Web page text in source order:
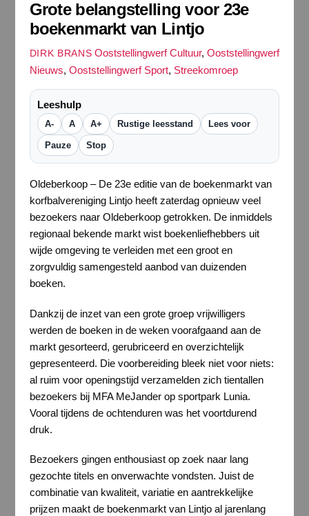
Grote belangstelling voor 23e
boekenmarkt van Lintjo
DIRK BRANS Ooststellingwerf Cultuur,Ooststellingwerf
Nieuws, Ooststellingwerf Sport, Streekomroep
Leeshulp
A- A A+ Rustige leesstand Lees voor
Pauze Stop
Oldeberkoop – De 23e editie van de boekenmarkt van
korfbalvereniging Lintjo heeft zaterdag opnieuw veel
bezoekers naar Oldeberkoop getrokken. De inmiddels
regionaal bekende markt wist boekenliefhebbers uit
wijde omgeving te verleiden met een groot en
zorgvuldig samengesteld aanbod van duizenden
boeken.
Dankzij de inzet van een grote groep vrijwilligers
werden de boeken in de weken voorafgaand aan de
markt gesorteerd, gerubriceerd en overzichtelijk
gepresenteerd. Die voorbereiding bleek niet voor niets:
al ruim voor openingstijd verzamelden zich tientallen
bezoekers bij MFA MeJander op sportpark Lunia.
Vooral tijdens de ochtenduren was het voortdurend
druk.
Bezoekers gingen enthousiast op zoek naar lang
gezochte titels en onverwachte vondsten. Juist de
combinatie van kwaliteit, variatie en aantrekkelijke
prijzen maakt de boekenmarkt van Lintjo al jarenlang